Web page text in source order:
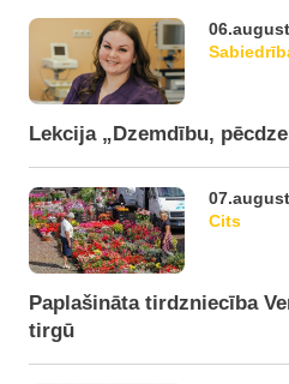
Lekcija „Dzemdību,
Cits
Paplašināta tirdzniecība
tirgū